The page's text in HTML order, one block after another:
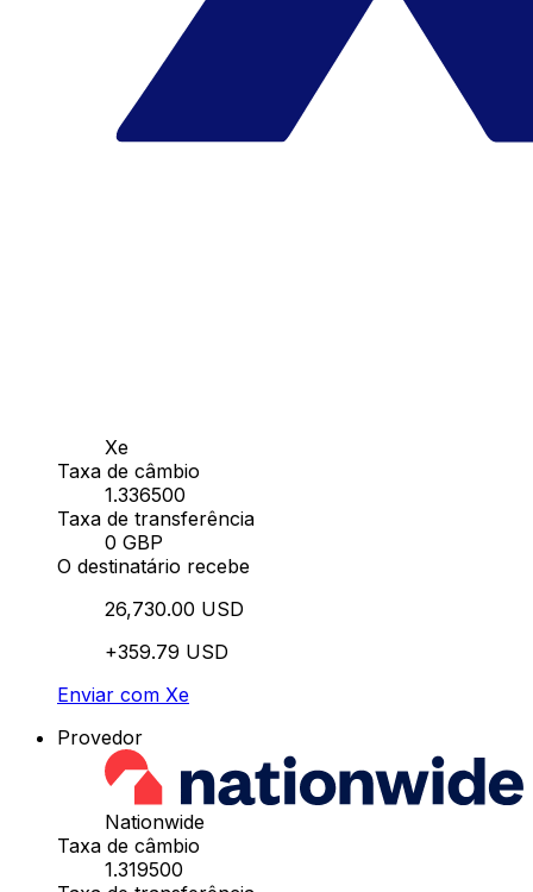
Xe
Taxa de câmbio
1.336500
Taxa de transferência
0 GBP
O destinatário recebe
26,730.00 USD
+359.79 USD
Enviar com Xe
Provedor
Nationwide
Taxa de câmbio
1.319500